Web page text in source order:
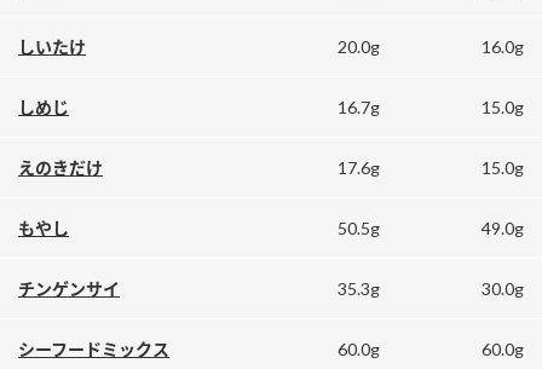
米飯用調味液
納豆のサイト
千夜
スペシャルサイト
すしラボ
ぽん酢サワー
MIM（ミツカンミュージアム）
お客様相談センター
お客様の声をいかしました
販売終了製品のご案内
よくあるご質問
お問い合わせ
地図から取り扱い店舗を探す
しいたけ 20.0g 16.0g
しめじ 16.7g 15.0g
えのきだけ 17.6g 15.0g
もやし 50.5g 49.0g
チンゲンサイ 35.3g 30.0g
シーフードミックス 60.0g 60.0g